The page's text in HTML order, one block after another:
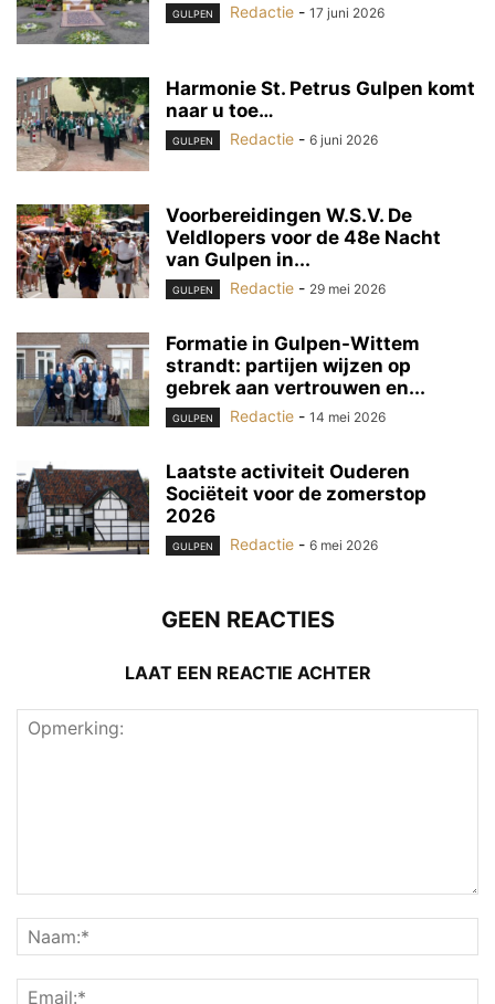
GULPEN Redactie - 17 juni 2026
Harmonie St. Petrus Gulpen komt
naar u toe…
GULPEN Redactie - 6 juni 2026
Voorbereidingen W.S.V. De
Veldlopers voor de 48e Nacht
van Gulpen in...
GULPEN Redactie - 29 mei 2026
Formatie in Gulpen-Wittem
strandt: partijen wijzen op
gebrek aan vertrouwen en...
GULPEN Redactie - 14 mei 2026
Laatste activiteit Ouderen
Sociëteit voor de zomerstop
2026
GULPEN Redactie - 6 mei 2026
GEEN REACTIES
LAAT EEN REACTIE ACHTER